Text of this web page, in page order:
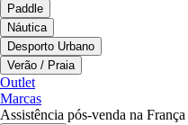
Paddle
Náutica
Desporto Urbano
Verão / Praia
Outlet
Marcas
Assistência pós-venda na França